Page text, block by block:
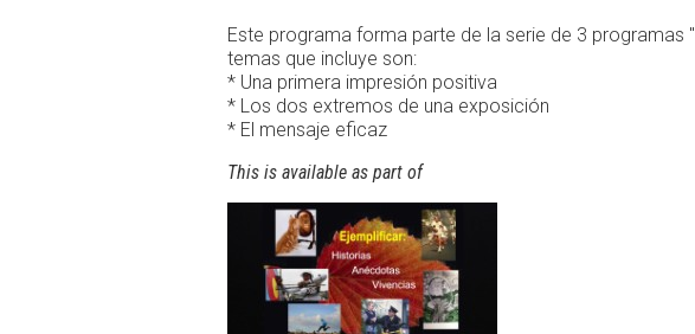
Este programa forma parte de la serie de 3 programas "
temas que incluye son:
* Una primera impresión positiva
* Los dos extremos de una exposición
* El mensaje eficaz
This is available as part of